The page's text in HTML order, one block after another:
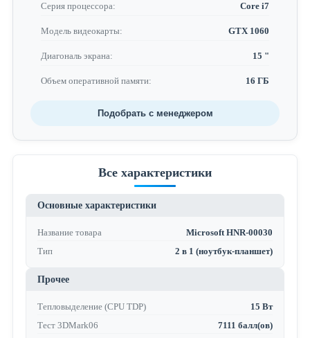
Серия процессора: Core i7
Модель видеокарты: GTX 1060
Диагональ экрана: 15 "
Объем оперативной памяти: 16 ГБ
Подобрать с менеджером
Все характеристики
Основные характеристики
Название товара
Microsoft HNR-00030
Тип
2 в 1 (ноутбук-планшет)
Прочее
Тепловыделение (CPU TDP)
15 Вт
Тест 3DMark06
7111 балл(ов)